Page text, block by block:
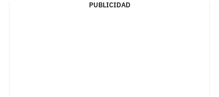
PUBLICIDAD